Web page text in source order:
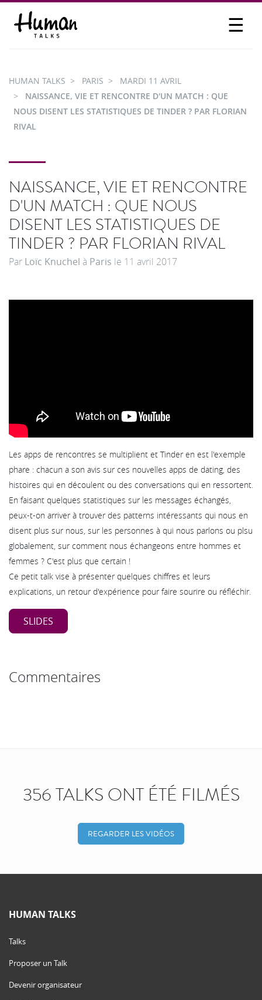
☰
PARTICIPER
HUMAN TALKS PARIS
MARDI 11 AVRIL
NAISSANCE, VIE ET RENCONTRE D'UN MATCH : QUE
NOUS DISENT LES STATISTIQUES DE TINDER ? PAR FLORIAN
RIVAL
NAISSANCE, VIE ET RENCONTRE
D'UN MATCH : QUE NOUS
DISENT LES STATISTIQUES DE
TINDER ? PAR FLORIAN RIVAL
Par Loïc Knuchel à Paris le 11 avril 2017
Les apps de rencontres se multiplient et Tinder en est l'exemple
phare : chacun a son avis sur ces nouvelles apps de dating, des
histoires qui en découlent ou des conversations qui en ressortent.
En faisant quelques statistiques sur les messages échangés,
peux-t-on arriver à trouver des patterns intéressants qui nous en
disent plus sur nous, sur les personnes à qui nous parlons ou plsu
globalement, sur comment nous échangeons entre hommes et
femmes ? C'est plus que certain !
Ce petit talk vise à présenter quelques chiffres et leurs
explications, un retour d'expérience pour faire sourire ou réfléchir.
SLIDES
Commentaires
356 TALKS ONT ÉTÉ FILMÉS
REGARDER LES VIDÉOS
HUMAN TALKS
Talks
Proposer un Talk
Devenir organisateur